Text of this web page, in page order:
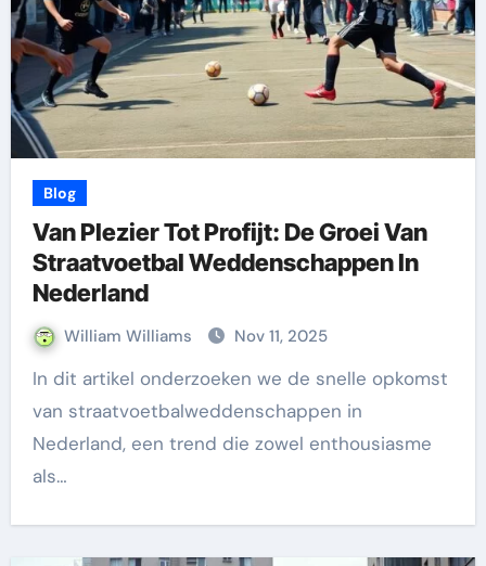
Blog
Van Plezier Tot Profijt: De Groei Van
Straatvoetbal Weddenschappen In
Nederland
William Williams Nov 11, 2025
In dit artikel onderzoeken we de snelle opkomst
van straatvoetbalweddenschappen in
Nederland, een trend die zowel enthousiasme
als…